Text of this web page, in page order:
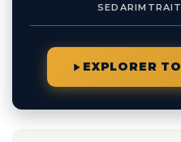
SEDARIM
EXPLORER